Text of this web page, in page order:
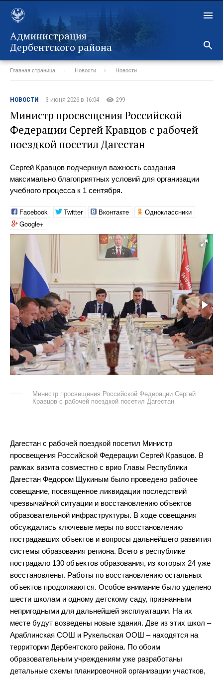
Администрация
Дербентского района
Главная страница Новости Новости
НОВОСТИ 3 июня 2026 в 16:04 299
Министр просвещения Российской
Федерации Сергей Кравцов с рабочей
поездкой посетил Дагестан
Сергей Кравцов подчеркнул важность создания
максимально благоприятных условий для организации
учебного процесса к 1 сентября.
Facebook Twitter Вконтакте
Одноклассники
Google+
Министр просвещения Российской Федерации Сергей
Кравцов с рабочей поездкой посетил Дагестан
Дагестан с рабочей поездкой посетил Министр
просвещения Российской Федерации Сергей Кравцов. В
рамках визита совместно с врио Главы Республики
Дагестан Федором Щукиным было проведено рабочее
совещание, посвященное ликвидации последствий
чрезвычайной ситуации и восстановлению объектов
образовательной инфраструктуры. В ходе совещания
обсуждались ключевые меры по восстановлению
пострадавших объектов и вопросы дальнейшего развития
системы образования региона. Всего в республике
пострадало 130 объектов образования, из которых 24 уже
восстановлены. Работы по восстановлению остальных
объектов продолжаются. Особое внимание было уделено
шести школам и одному детскому саду, признанным
непригодными для дальнейшей эксплуатации. На их
месте будут возведены новые здания. Две из этих школ –
Араблинская СОШ и Рукельская ООШ – находятся на
территории Дербентского района. По обоим
образовательным учреждениям уже разработаны
детальные схемы планировочной организации участков,